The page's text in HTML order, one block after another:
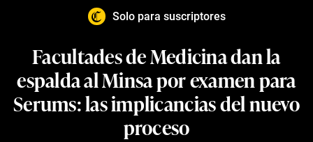
Solo para suscriptores
Facultades de Medicina dan la
espalda al Minsa por examen para
Serums: las implicancias del nuevo
proceso